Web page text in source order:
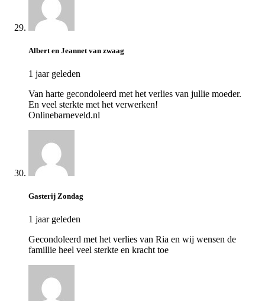
Albert en Jeannet van zwaag
1 jaar geleden
Van harte gecondoleerd met het verlies van jullie moeder.
En veel sterkte met het verwerken!
Onlinebarneveld.nl
Gasterij Zondag
1 jaar geleden
Gecondoleerd met het verlies van Ria en wij wensen de
famillie heel veel sterkte en kracht toe